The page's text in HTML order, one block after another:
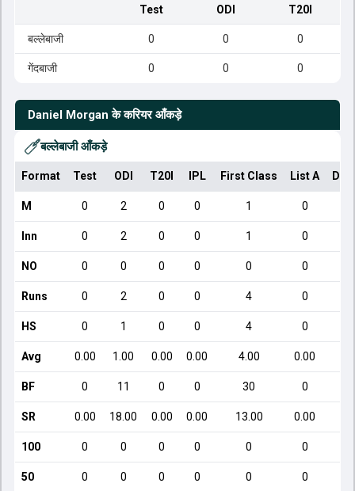
Test ODI T20I
बल्लेबाजी 0 0 0
गेंदबाजी 0 0 0
Daniel Morgan के करियर आँकड़े
बल्लेबाजी आँकड़े
Format Test ODI T20I IPL First Class List A
M 0 2 0 0 1 0
Inn 0 2 0 0 1 0
NO 0 0 0 0 0 0
Runs 0 2 0 0 4 0
HS 0 1 0 0 4 0
Avg 0.00 1.00 0.00 0.00 4.00 0.00
BF 0 11 0 0 30 0
SR 0.00 18.00 0.00 0.00 13.00 0.00
100 0 0 0 0 0 0
50 0 0 0 0 0 0